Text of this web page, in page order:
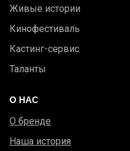
Живые истории
Кинофестиваль
Кастинг-сервис
Таланты
О НАС
О бренде
Наша история